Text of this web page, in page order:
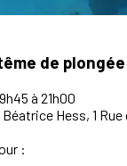
de
à 21h00
Hess, 1
: